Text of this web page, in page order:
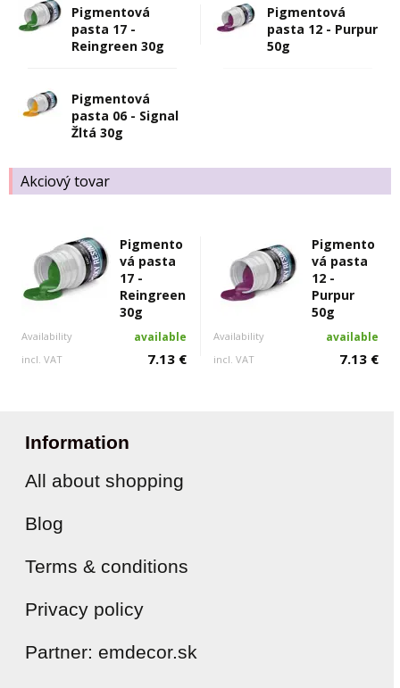
Pigmentová
pasta 17 -
Reingreen 30g
Pigmentová
pasta 12 - Purpur
50g
Pigmentová
pasta 06 - Signal
Žltá 30g
Akciový tovar
Pigmento
vá pasta
17 -
Reingreen
30g
Availability available
incl. VAT 7.13 €
Pigmento
vá pasta
12 -
Purpur
50g
Availability available
incl. VAT 7.13 €
Information
All about shopping
Blog
Terms & conditions
Privacy policy
Partner: emdecor.sk